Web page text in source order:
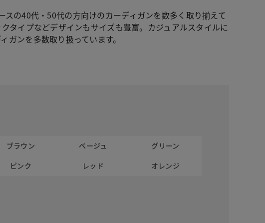
の40代・50代の方向けのカーディガンを数多く取り揃えて
タイプなどデザインもサイズも豊富。カジュアルスタイルに
ンを多数取り扱っています。
ブラウン ベージュ
グリーン
ピンク レッド
オレンジ